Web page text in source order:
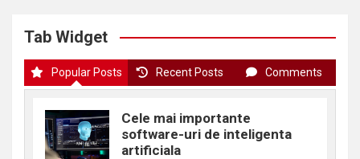
Tab Widget
Popular Posts Recent Posts Comments
Cele mai importante
software-uri de inteligenta
artificiala